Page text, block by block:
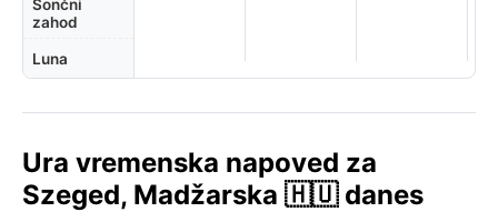
Sončni
zahod
Luna
Ura vremenska napoved za
Szeged, Madžarska 🇭🇺 danes